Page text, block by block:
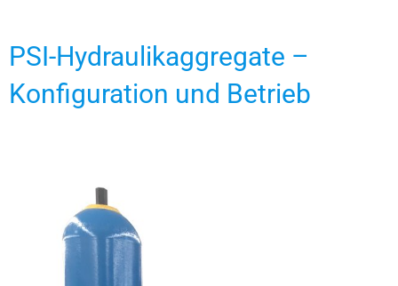
PSI-Hydraulikaggregate –
Konfiguration und Betrieb